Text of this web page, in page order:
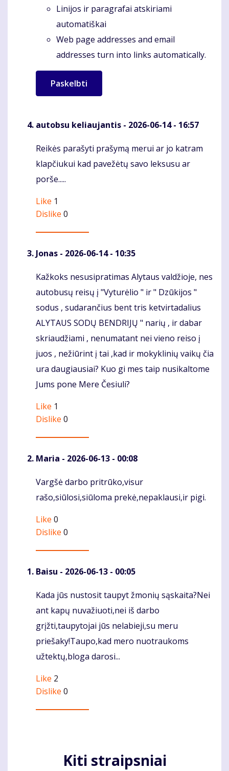
Linijos ir paragrafai atskiriami
automatiškai
Web page addresses and email
addresses turn into links automatically.
autobsu keliaujantis - 2026-06-14 - 16:57
Komentaras
Reikės parašyti prašymą merui ar jo katram
klapčiukui kad pavežėtų savo leksusu ar
porše.....
Like 1
Dislike 0
Jonas - 2026-06-14 - 10:35
Komentaras
Kažkoks nesusipratimas Alytaus valdžioje, nes
autobusų reisų į "Vyturėlio " ir " Dzūkijos "
sodus , sudarančius bent tris ketvirtadalius
ALYTAUS SODŲ BENDRIJŲ " narių , ir dabar
skriaudžiami , nenumatant nei vieno reiso į
juos , nežiūrint į tai ,kad ir mokyklinių vaikų čia
ura daugiausiai? Kuo gi mes taip nusikaltome
Jums pone Mere Česiuli?
Like 1
Dislike 0
Maria - 2026-06-13 - 00:08
Komentaras
Vargšė darbo pritrūko,visur
rašo,siūlosi,siūloma prekė,nepaklausi,ir pigi.
Like 0
Dislike 0
Baisu - 2026-06-13 - 00:05
Komentaras
Kada jūs nustosit taupyt žmonių sąskaita?Nei
ant kapų nuvažiuoti,nei iš darbo
grįžti,taupytojai jūs nelabieji,su meru
priešaky!Taupo,kad mero nuotraukoms
užtektų,bloga darosi...
Like 2
Dislike 0
Kiti straipsniai